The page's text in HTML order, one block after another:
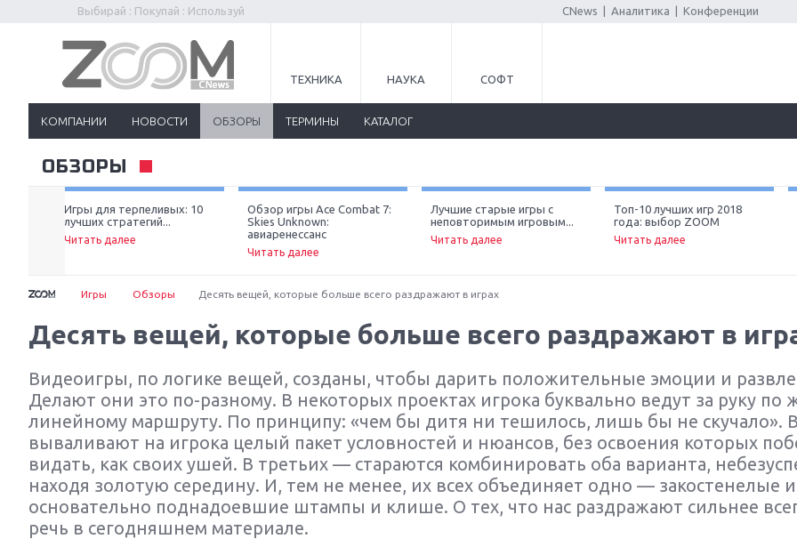
Выбирай : Покупай : Используй CNews Аналитика Конференции
ТЕХНИКА НАУКА СОФТ
КОМПАНИИ НОВОСТИ ОБЗОРЫ ТЕРМИНЫ КАТАЛОГ
ОБЗОРЫ
Игры для терпеливых: 10
лучших стратегий...
Читать далее
Обзор игры Ace Combat 7:
Skies Unknown:
авиаренессанс
Читать далее
Лучшие старые игры с
неповторимым игровым...
Читать далее
Топ-10 лучших игр 2018
года: выбор ZOOM
Читать далее
Игры Обзоры Десять вещей, которые больше всего раздражают в играх
Десять вещей, которые больше всего раздражают в
Видеоигры, по логике вещей, созданы, чтобы дарить положительные эмоции и
Делают они это по-разному. В некоторых проектах игрока буквально ведут за руку по
линейному маршруту. По принципу: «чем бы дитя ни тешилось, лишь бы не скучало».
вываливают на игрока целый пакет условностей и нюансов, без освоения которых
видать, как своих ушей. В третьих — стараются комбинировать оба варианта,
находя золотую середину. И, тем не менее, их всех объединяет одно — закостенелые и
основательно поднадоевшие штампы и клише. О тех, что нас раздражают сильнее
речь в сегодняшнем материале.